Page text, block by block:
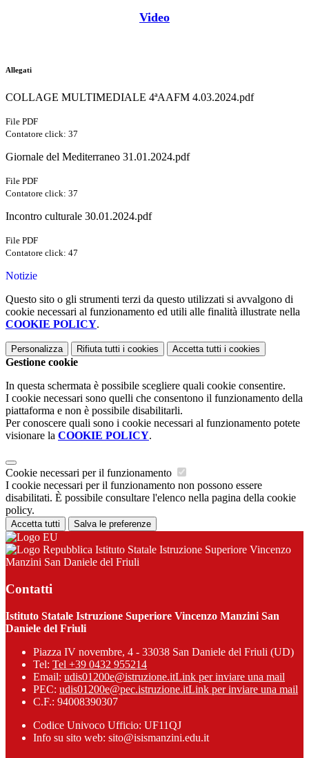
Video
Allegati
COLLAGE MULTIMEDIALE 4ªAAFM 4.03.2024.pdf
File PDF
Contatore click: 37
Giornale del Mediterraneo 31.01.2024.pdf
File PDF
Contatore click: 37
Incontro culturale 30.01.2024.pdf
File PDF
Contatore click: 47
Notizie
Questo sito o gli strumenti terzi da questo utilizzati si avvalgono di
cookie necessari al funzionamento ed utili alle finalità illustrate nella
COOKIE POLICY.
Personalizza Rifiuta tutti i cookies Accetta tutti i cookies
Gestione cookie
In questa schermata è possibile scegliere quali cookie consentire.
I cookie necessari sono quelli che consentono il funzionamento della
piattaforma e non è possibile disabilitarli.
Per conoscere quali sono i cookie necessari al funzionamento potete
visionare la COOKIE POLICY.
Cookie necessari per il funzionamento
I cookie necessari per il funzionamento non possono essere
disabilitati. È possibile consultare l'elenco nella pagina della cookie
policy.
Accetta tutti Salva le preferenze
Istituto Statale Istruzione Superiore Vincenzo
Manzini San Daniele del Friuli
Contatti
Istituto Statale Istruzione Superiore Vincenzo Manzini San
Daniele del Friuli
Piazza IV novembre, 4 - 33038 San Daniele del Friuli (UD)
Tel: Tel +39 0432 955214
Email: udis01200e@istruzione.itLink per inviare una mail
PEC: udis01200e@pec.istruzione.itLink per inviare una mail
C.F.: 94008390307
Codice Univoco Ufficio: UF11QJ
Info su sito web: sito@isismanzini.edu.it